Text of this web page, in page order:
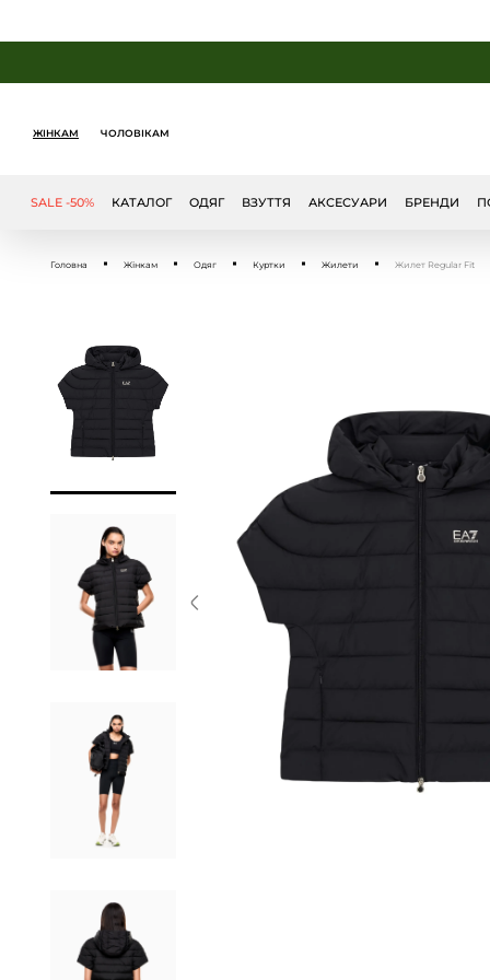
ЖІНКАМ ЧОЛОВІКАМ
SALE -50% БРЕНДИ
КАТАЛОГ ОДЯГ ВЗУТТЯ АКСЕСУАРИ
Головна Жінкам Одяг Куртки Жилети Жилет Regular Fit